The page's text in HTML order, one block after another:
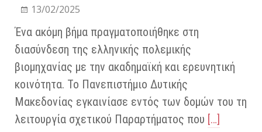
13/02/2025
Ένα ακόμη βήμα πραγματοποιήθηκε στη
διασύνδεση της ελληνικής πολεμικής
βιομηχανίας με την ακαδημαϊκή και ερευνητική
κοινότητα. Το Πανεπιστήμιο Δυτικής
Μακεδονίας εγκαινίασε εντός των δομών του τη
λειτουργία σχετικού Παραρτήματος που […]